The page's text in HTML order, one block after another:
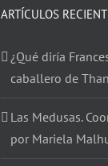
ARTÍCULOS
¿Qué diría
caballero de
Las Medusas.
por Mariela